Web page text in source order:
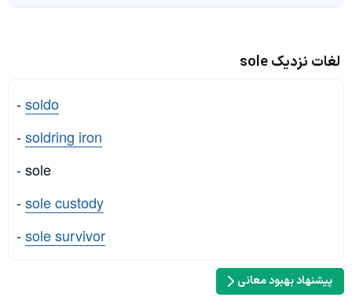
لغات نزدیک sole
-soldo
-soldring iron
- sole
-sole custody
-sole survivor
پیشنهاد بهبود معانی